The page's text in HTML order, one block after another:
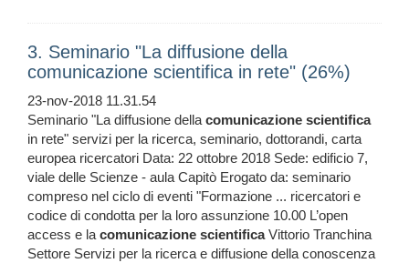
3. Seminario "La diffusione della
comunicazione scientifica in rete" (26%)
23-nov-2018 11.31.54
Seminario "La diffusione dellacomunicazione scientifica
in rete" servizi per la ricerca, seminario, dottorandi, carta
europea ricercatori Data: 22 ottobre 2018 Sede: edificio 7,
viale delle Scienze - aula Capitò Erogato da: seminario
compreso nel ciclo di eventi "Formazione ... ricercatori e
codice di condotta per la loro assunzione 10.00 L’open
access e lacomunicazione scientificaVittorio Tranchina
Settore Servizi per la ricerca e diffusione della conoscenza